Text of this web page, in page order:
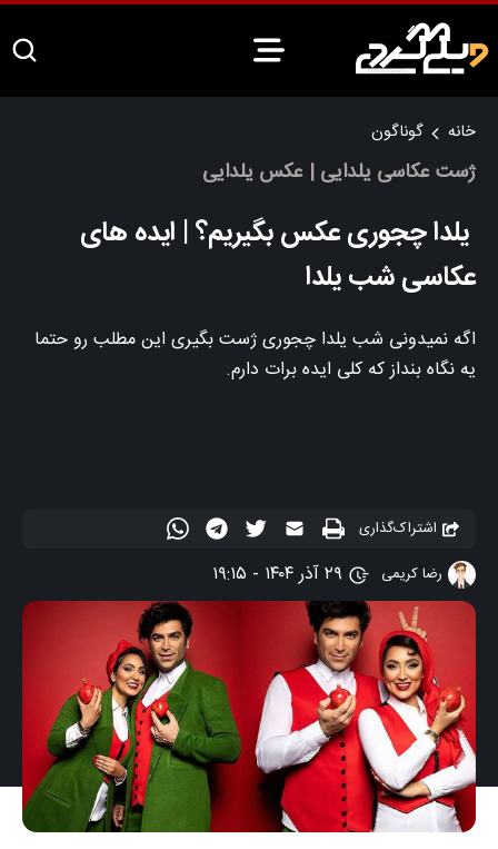
خانه گوناگون
ژست عکاسی یلدایی | عکس یلدایی
یلدا چجوری عکس بگیریم؟ | ایده های
عکاسی شب یلدا
اگه نمیدونی شب یلدا چجوری ژست بگیری این مطلب رو حتما
یه نگاه بنداز که کلی ایده برات دارم.
اشتراک‌گذاری
رضا کریمی
۲۹ آذر ۱۴۰۴ - ۱۹:۱۵